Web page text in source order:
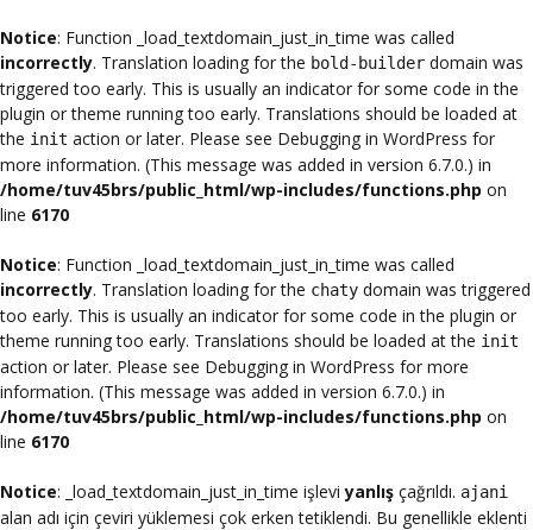
Notice: Function _load_textdomain_just_in_time was called
incorrectly. Translation loading for the bold-builder domain was
triggered too early. This is usually an indicator for some code in the
plugin or theme running too early. Translations should be loaded at
the init action or later. Please see Debugging in WordPress for
more information. (This message was added in version 6.7.0.) in
/home/tuv45brs/public_html/wp-includes/functions.php on
line 6170
Notice: Function _load_textdomain_just_in_time was called
incorrectly. Translation loading for the chaty domain was triggered
too early. This is usually an indicator for some code in the plugin or
theme running too early. Translations should be loaded at the init
action or later. Please see Debugging in WordPress for more
information. (This message was added in version 6.7.0.) in
/home/tuv45brs/public_html/wp-includes/functions.php on
line 6170
Notice: _load_textdomain_just_in_time işleviyanlış çağrıldı. ajani
alan adı için çeviri yüklemesi çok erken tetiklendi. Bu genellikle eklenti